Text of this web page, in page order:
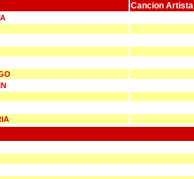
Cancion Artista